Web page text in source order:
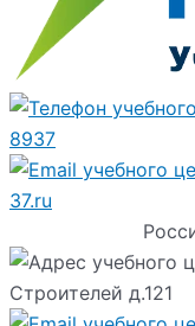
8937
37.ru
Строителей д.121